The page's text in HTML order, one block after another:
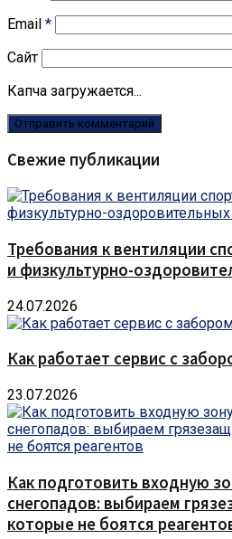
Email *
Сайт
Капча загружается...
Свежие публикации
Требования к вентиляции
и физкультурно-
24.07.2026
Как работает сервис с
23.07.2026
Как подготовить входную
снегопадов: выбираем
которые не боятся